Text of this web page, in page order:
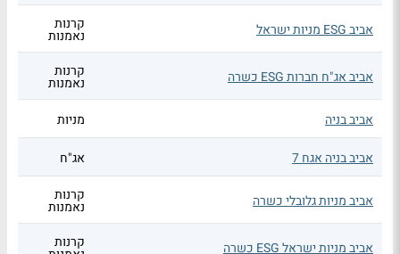
אביב ESG מניות ישראל קרנות
נאמנות
אביב אג"ח חברות ESG כשרה קרנות
נאמנות
אביב בניה
מניות
אביב בניה אגח 7 אג"ח
אביב מניות גלובלי כשרה קרנות
נאמנות
אביב מניות ישראל ESG כשרה קרנות